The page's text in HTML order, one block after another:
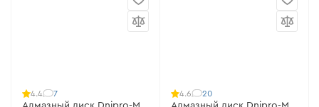
4.4 7 4.6 20